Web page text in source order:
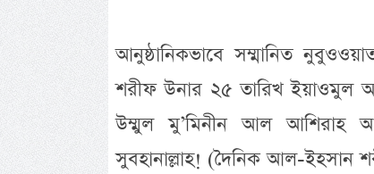
আনুষ্ঠানিকভাবে সম্মানিত
শরীফ উনার ২৫ তারিখ ইয়াওমুল
উম্মুল মু’মিনীন আল আশিরাহ
সুবহানাল্লাহ! (দৈনিক আল-ইহসান